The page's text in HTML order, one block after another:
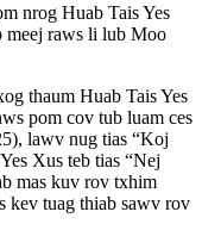
nrog Huab Tais Yes
meej raws li lub Moo
thaum Huab Tais Yes
pom cov tub luam ces
lawv nug tias “Koj
Xus teb tias “Nej
mas kuv rov txhim
kev tuag thiab sawv rov